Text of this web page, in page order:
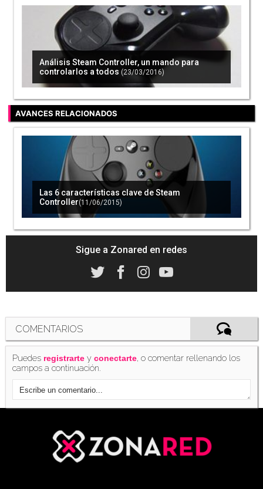
Valve revela pistas de 'Half-Life 3' en una
actualización de 'Dota 2' (12/10/2015)
Valve no quiere meter publicidad de terceros
en Steam (16/10/2015)
Las 6 características clave de Steam
Controller - Vídeo Reportaje (11/06/2015)
Ya se ha vendido ya un 35% del stock de las
Análisis Steam Controller, un mando para
controlarlos a todos (23/03/2016)
AVANCES RELACIONADOS
Las 6 características clave de Steam
Controller(11/06/2015)
Sigue a Zonared en redes
COMENTARIOS
Puedes registrarte yconectarte, o comentar rellenando los
campos a continuación.